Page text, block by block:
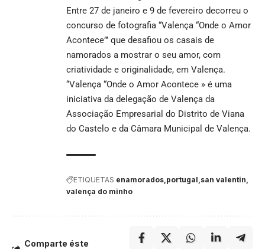
Entre 27 de janeiro e 9 de fevereiro decorreu o
concurso de fotografia “Valença “Onde o Amor
Acontece”’ que desafiou os casais de
namorados a mostrar o seu amor, com
criatividade e originalidade, em Valença.
“Valença “Onde o Amor Acontece » é uma
iniciativa da delegação de Valença da
Associação Empresarial do Distrito de Viana
do Castelo e da Câmara Municipal de Valença.
ETIQUETAS enamorados portugal san valentin
valença do minho
Comparte éste